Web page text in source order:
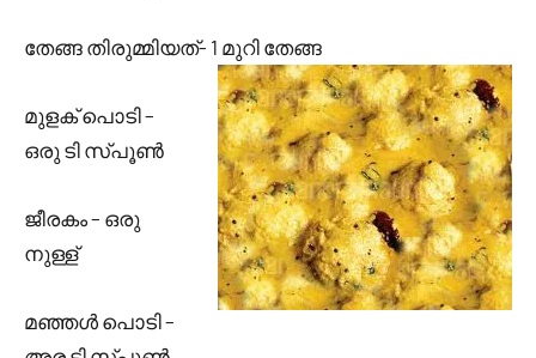
തേങ്ങ തിരുമ്മിയത്‌- 1 മുറി തേങ്ങ
മുളക് പൊടി –
ഒരു ടി സ്പൂണ്‍
ജീരകം – ഒരു
നുള്ള്
മഞ്ഞള്‍ പൊടി –